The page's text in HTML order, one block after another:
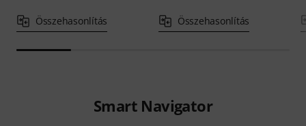
Összehasonlítás Összehasonlítás
Smart Navigator